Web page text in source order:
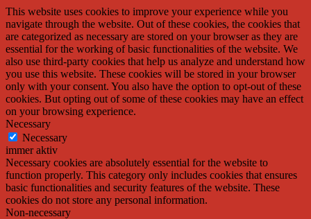
This website uses cookies to improve your experience while you
navigate through the website. Out of these cookies, the cookies that
are categorized as necessary are stored on your browser as they are
essential for the working of basic functionalities of the website. We
also use third-party cookies that help us analyze and understand how
you use this website. These cookies will be stored in your browser
only with your consent. You also have the option to opt-out of these
cookies. But opting out of some of these cookies may have an effect
on your browsing experience.
Necessary
Necessary
immer aktiv
Necessary cookies are absolutely essential for the website to
function properly. This category only includes cookies that ensures
basic functionalities and security features of the website. These
cookies do not store any personal information.
Non-necessary